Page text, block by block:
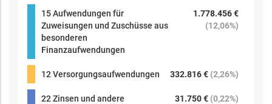
15 Aufwendungen für
Zuweisungen und Zuschüsse aus
besonderen
Finanzaufwendungen
1.778.456 €
(12,06%)
12 Versorgungsaufwendungen 332.816 € (2,26%)
22 Zinsen und andere
31.750 € (0,22%)